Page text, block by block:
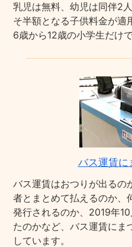
乳児は無料、幼児は同伴2
そ半額となる子供料金が適
6歳から12歳の小学生だけで
バス運賃に
バス運賃はおつりが出るの
者とまとめて払えるのか、
発行されるのか、2019年
たのかなど、バス運賃にま
しています。